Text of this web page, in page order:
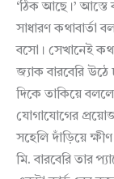
‘ঠিক আছে।’ আস্তে
সাধারণ কথাবার্তা
বসো। সেখানেই
জ্যাক বারবেরি
দিকে তাকিয়ে
যোগাযোগের
সহেলি দাঁড়িয়ে
মি. বারবেরি তার